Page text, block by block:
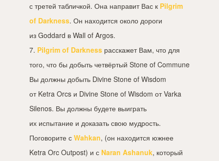
с третей табличкой. Она направит Вас к Pilgrim
of Darkness. Он находится около дороги
из Goddard в Wall of Argos.
7. Pilgrim of Darkness расскажет Вам, что для
того, что бы добыть четвёртый Stone of Commune
Вы должны добыть Divine Stone of Wisdom
от Ketra Orcs и Divine Stone of Wisdom от Varka
Silenos. Вы должны будете выиграть
их испытание и доказать свою мудрость.
Поговорите с Wahkan, (он находится южнее
Ketra Orc Outpost) и с Naran Ashanuk, который